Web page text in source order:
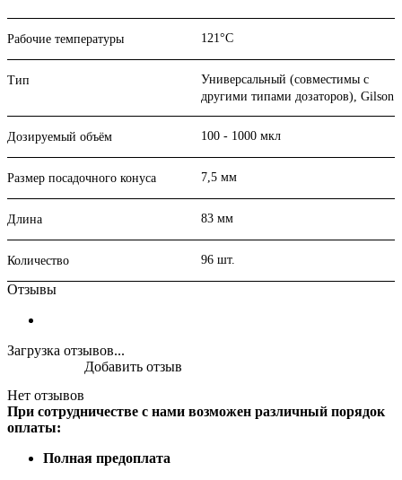
Рабочие температуры 121°С
Тип
Универсальный (совместимы с
другими типами дозаторов), Gilson
Дозируемый объём 100 - 1000 мкл
Размер посадочного конуса 7,5 мм
Длина 83 мм
Количество 96 шт.
Отзывы
Загрузка отзывов...
Нет отзывов
Добавить отзыв
При сотрудничестве с нами возможен различный порядок
оплаты:
Полная предоплата